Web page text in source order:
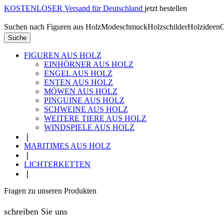
KOSTENLOSER Versand für Deutschland jetzt bestellen
Suchen nach Figuren aus HolzModeschmuckHolzschilderHolzideen
Suche
FIGUREN AUS HOLZ
EINHÖRNER AUS HOLZ
ENGEL AUS HOLZ
ENTEN AUS HOLZ
MÖWEN AUS HOLZ
PINGUINE AUS HOLZ
SCHWEINE AUS HOLZ
WEITERE TIERE AUS HOLZ
WINDSPIELE AUS HOLZ
MARITIMES AUS HOLZ
LICHTERKETTEN
Fragen zu unseren Produkten
schreiben Sie uns